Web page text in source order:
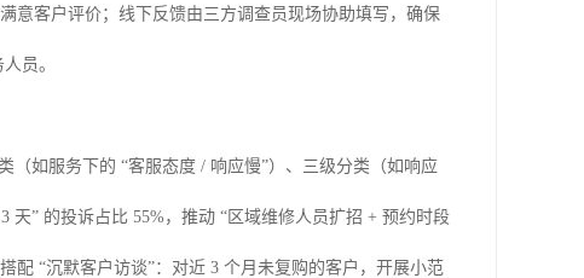
意客户评价；线下反馈由三方调查员现场协助填写，确保
员。
（如服务下的 “客服态度 / 响应慢”）、三级分类（如响应
天” 的投诉占比 55%，推动 “区域维修人员扩招 + 预约时段
配 “沉默客户访谈”：对近 3 个月未复购的客户，开展小范